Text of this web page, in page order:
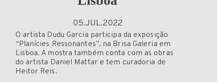
FEIRAS
NOTÍCIAS
PROJETO GAS
INFO
05.JUL.2022
O artista Dudu Garcia participa da exposição
“Planícies Ressonantes”, na Brisa Galeria em
Lisboa. A mostra também conta com as obras
do artista Daniel Mattar e tem curadoria de
Heitor Reis.